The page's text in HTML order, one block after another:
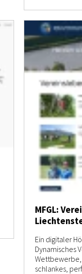
MFGL:
Ein digitaler
Dynamisches
schlankes,